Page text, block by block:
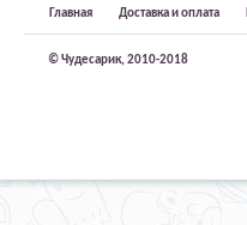
Главная Доставка и оплата
© Чудесарик, 2010-2018